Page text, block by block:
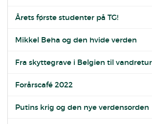
Årets første studenter på TG!
Mikkel Beha og den hvide verden
Fra skyttegrave i Belgien til
Forårscafé 2022
Putins krig og den nye verdensorden